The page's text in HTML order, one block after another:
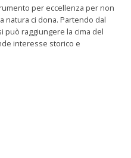
per eccellenza per non
natura ci dona. Partendo dal
può raggiungere la cima del
interesse storico e